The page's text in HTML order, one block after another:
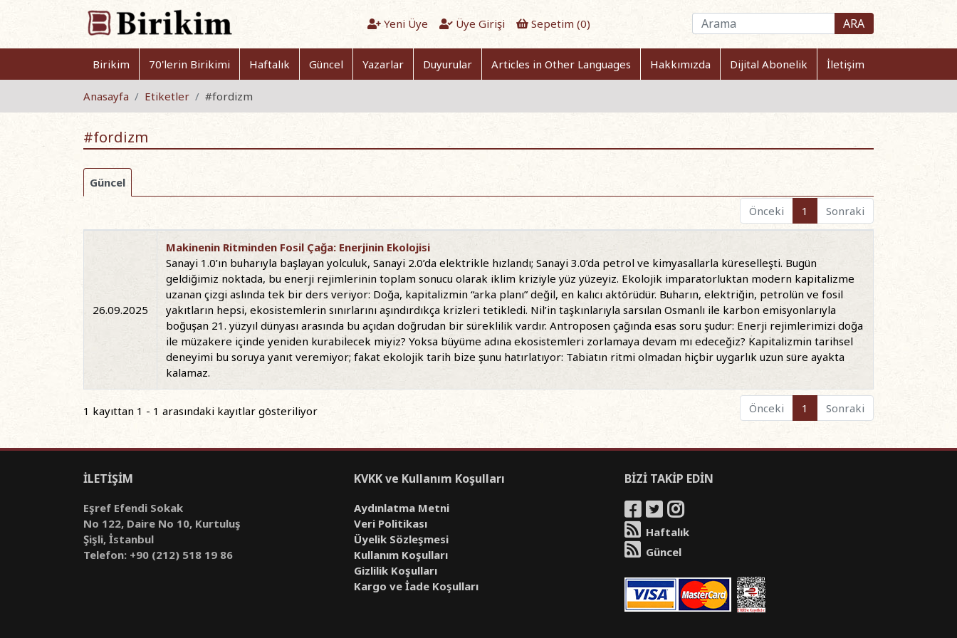
Yeni Üye Üye Girişi Sepetim (0) ARA
Birikim 70'lerin Birikimi Haftalık Güncel Yazarlar Duyurular Articles in Other Languages Hakkımızda Dijital Abonelik İletişim
Anasayfa Etiketler #fordizm
#fordizm
Güncel
Önceki
1 Sonraki
26.09.2025
Makinenin Ritminden Fosil Çağa: Enerjinin Ekolojisi
Sanayi 1.0’ın buharıyla başlayan yolculuk, Sanayi 2.0’da elektrikle hızlandı; Sanayi 3.0’da petrol ve kimyasallarla küreselleşti. Bugün
geldiğimiz noktada, bu enerji rejimlerinin toplam sonucu olarak iklim kriziyle yüz yüzeyiz. Ekolojik imparatorluktan modern kapitalizme
uzanan çizgi aslında tek bir ders veriyor: Doğa, kapitalizmin “arka planı” değil, en kalıcı aktörüdür. Buharın, elektriğin, petrolün ve fosil
yakıtların hepsi, ekosistemlerin sınırlarını aşındırdıkça krizleri tetikledi. Nil’in taşkınlarıyla sarsılan Osmanlı ile karbon emisyonlarıyla
boğuşan 21. yüzyıl dünyası arasında bu açıdan doğrudan bir süreklilik vardır. Antroposen çağında esas soru şudur: Enerji rejimlerimizi doğa
ile müzakere içinde yeniden kurabilecek miyiz? Yoksa büyüme adına ekosistemleri zorlamaya devam mı edeceğiz? Kapitalizmin tarihsel
deneyimi bu soruya yanıt veremiyor; fakat ekolojik tarih bize şunu hatırlatıyor: Tabiatın ritmi olmadan hiçbir uygarlık uzun süre ayakta
kalamaz.
1 kayıttan 1 - 1 arasındaki kayıtlar gösteriliyor Önceki 1 Sonraki
İLETİŞİM
Eşref Efendi Sokak
No 122, Daire No 10, Kurtuluş
Şişli, İstanbul
Telefon: +90 (212) 518 19 86
KVKK ve Kullanım Koşulları
Aydınlatma Metni
Veri Politikası
Üyelik Sözleşmesi
Kullanım Koşulları
Gizlilik Koşulları
Kargo ve İade Koşulları
BİZİ TAKİP EDİN
Haftalık
Güncel